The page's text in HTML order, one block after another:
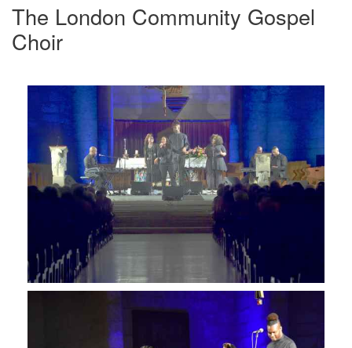
The London Community Gospel
Choir